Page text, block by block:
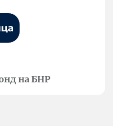
на БНР